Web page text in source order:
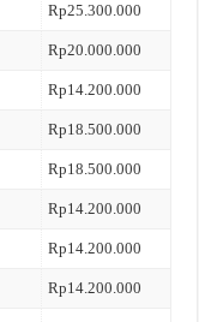
Rp25.300.000
Rp20.000.000
Rp14.200.000
Rp18.500.000
Rp18.500.000
Rp14.200.000
Rp14.200.000
Rp14.200.000